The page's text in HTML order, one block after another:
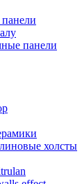
панели
холсты